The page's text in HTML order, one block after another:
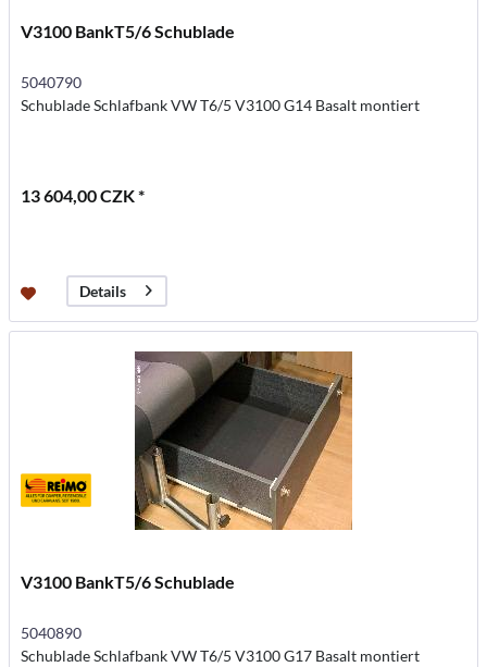
V3100 BankT5/6 Schublade
5040790
Schublade Schlafbank VW T6/5 V3100 G14 Basalt montiert
13 604,00 CZK *
Details
V3100 BankT5/6 Schublade
5040890
Schublade Schlafbank VW T6/5 V3100 G17 Basalt montiert